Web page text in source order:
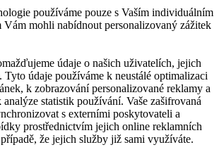
používáme pouze s Vaším individuálním
Vám mohli nabídnout personalizovaný zážitek
údaje o našich uživatelích, jejich
Tyto údaje používáme k neustálé optimalizaci
k zobrazování personalizované reklamy a
analýze statistik používání. Vaše zašifrovaná
s externími poskytovateli a
prostřednictvím jejich online reklamních
že jejich služby již sami využíváte.